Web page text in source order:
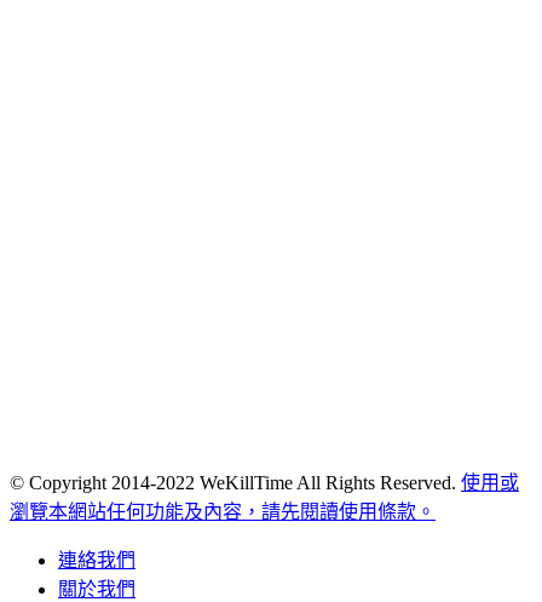
© Copyright 2014-2022 WeKillTime All Rights Reserved. 使用或
瀏覽本網站任何功能及內容，請先閱讀使用條款。
連絡我們
關於我們